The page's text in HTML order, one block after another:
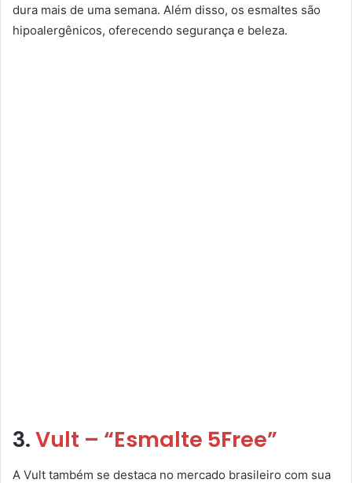
dura mais de uma semana. Além disso, os esmaltes são
hipoalergênicos, oferecendo segurança e beleza.
3.Vult – “Esmalte 5Free”
A Vult também se destaca no mercado brasileiro com sua